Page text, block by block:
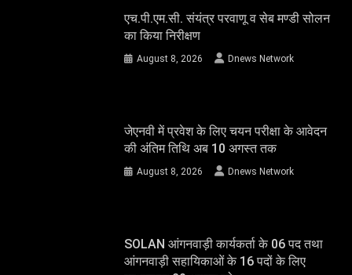
एच.पी.एम.सी. संयंत्र परवाणू व सेब मण्डी सोलन
का किया निरीक्षण
August 8, 2026 Dnews Network
जेएनवी में प्रवेश के लिए चयन परीक्षा के आवेदन
की अंतिम तिथि अब 10 अगस्त तक
August 8, 2026 Dnews Network
SOLAN आंगनवाड़ी कार्यकर्ता के 06 पद तथा
आंगनवाड़ी सहायिकाओं के 16 पदों के लिए